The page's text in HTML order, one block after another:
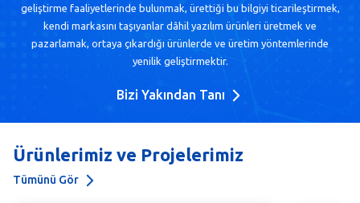
geliştirme faaliyetlerinde bulunmak, ürettiği bu bilgiyi ticarileştirmek,
kendi markasını taşıyanlar dâhil yazılım ürünleri üretmek ve
pazarlamak, ortaya çıkardığı ürünlerde ve üretim yöntemlerinde
yenilik geliştirmektir.
Bizi Yakından Tanı
Ürünlerimiz ve Projelerimiz
Tümünü Gör